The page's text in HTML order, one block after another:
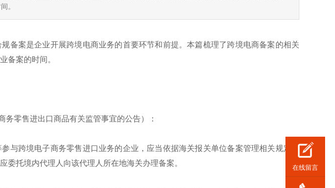
。
备案是企业开展跨境电商业务的首要环节和前提。本篇梳理了跨境电商备案的相关
备案的时间。
零售进出口商品有关监管事宜的公告）：
与跨境电子商务零售进口业务的企业，应当依据海关报关单位备案管理相关规定，
委托境内代理人向该代理人所在地海关办理备案。
在线留言